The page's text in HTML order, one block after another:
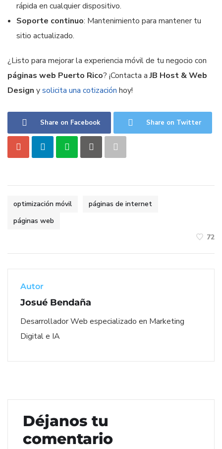
rápida en cualquier dispositivo.
Soporte continuo: Mantenimiento para mantener tu
sitio actualizado.
¿Listo para mejorar la experiencia móvil de tu negocio con
páginas web Puerto Rico? ¡Contacta aJB Host & Web
Design ysolicita una cotización hoy!
Share on Facebook Share on Twitter
optimización móvil
páginas de internet
páginas web
72
Autor
Josué Bendaña
Desarrollador Web especializado en Marketing
Digital e IA
Déjanos tu
comentario